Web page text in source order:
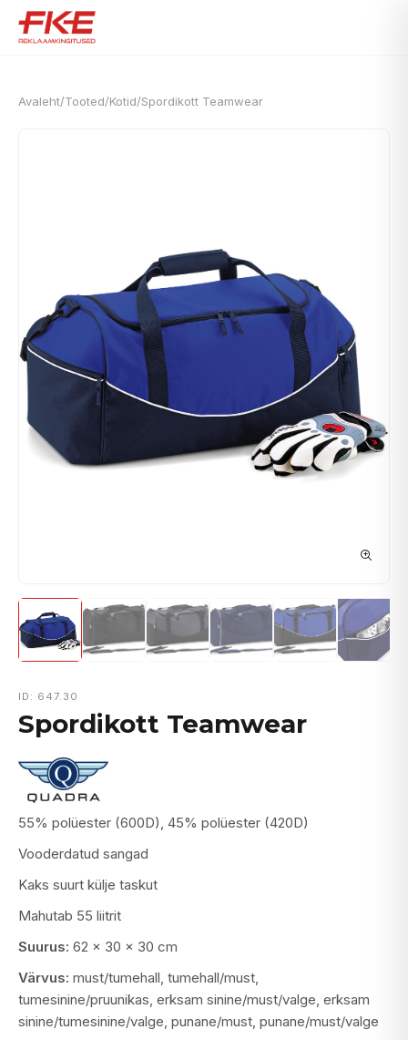
Avaleht/Tooted/Kotid/Spordikott Teamwear
ID: 647.30
Spordikott Teamwear
55% polüester (600D), 45% polüester (420D)
Vooderdatud sangad
Kaks suurt külje taskut
Mahutab 55 liitrit
Suurus: 62 x 30 x 30 cm
Värvus: must/tumehall, tumehall/must,
tumesinine/pruunikas, erksam sinine/must/valge, erksam
sinine/tumesinine/valge, punane/must, punane/must/valge